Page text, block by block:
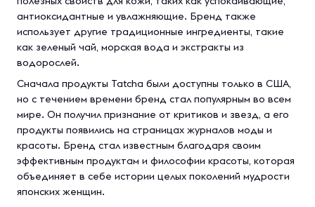
антиоксидантные и увлажняющие. Бренд также
использует другие традиционные ингредиенты, такие
как зеленый чай, морская вода и экстракты из
водорослей.
Сначала продукты Tatcha были доступны только в США,
но с течением времени бренд стал популярным во всем
мире. Он получил признание от критиков и звезд, а его
продукты появились на страницах журналов моды и
красоты. Бренд стал известным благодаря своим
эффективным продуктам и философии красоты, которая
объединяет в себе истории целых поколений мудрости
японских женщин.